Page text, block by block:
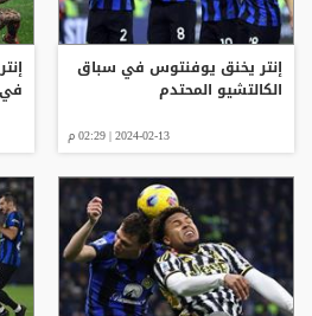
إنتر يخنق يوفنتوس في سباق
الكالتشيو المحتدم
2024-02-13 | 02:29 م
في